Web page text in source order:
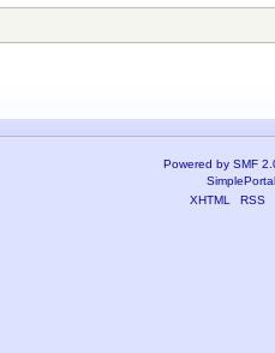
Powered by SMF
XHTML
RSS